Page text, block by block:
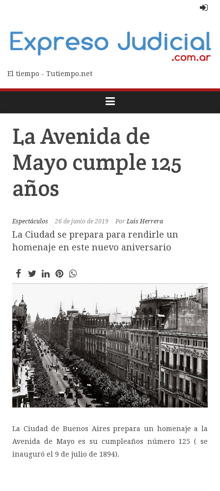
El tiempo - Tutiempo.net
La Avenida de
Mayo cumple 125
años
Espectáculos 26 de junio de 2019 PorLuis Herrera
La Ciudad se prepara para rendirle un
homenaje en este nuevo aniversario
La Ciudad de Buenos Aires prepara un homenaje a la
Avenida de Mayo es su cumpleaños número 125 ( se
inauguró el 9 de julio de 1894).